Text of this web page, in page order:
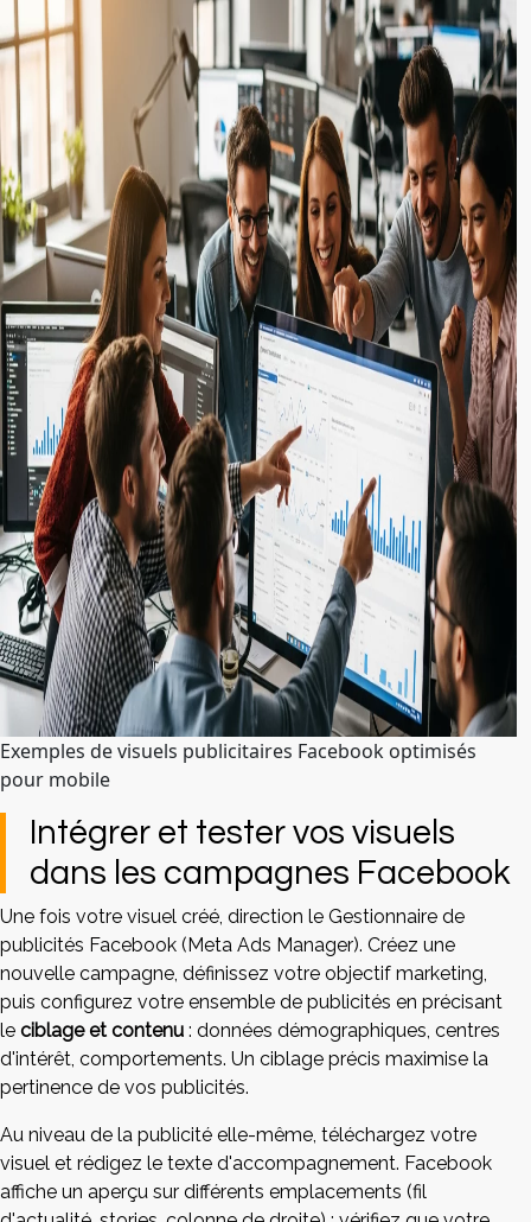
Exemples de visuels publicitaires Facebook optimisés
pour mobile
Intégrer et tester vos visuels
dans les campagnes Facebook
Une fois votre visuel créé, direction le Gestionnaire de
publicités Facebook (Meta Ads Manager). Créez une
nouvelle campagne, définissez votre objectif marketing,
puis configurez votre ensemble de publicités en précisant
le ciblage et contenu : données démographiques, centres
d'intérêt, comportements. Un ciblage précis maximise la
pertinence de vos publicités.
Au niveau de la publicité elle-même, téléchargez votre
visuel et rédigez le texte d'accompagnement. Facebook
affiche un aperçu sur différents emplacements (fil